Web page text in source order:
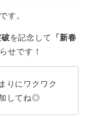
す。
を記念して 「新春
せです！
りにワクワク
してね◎